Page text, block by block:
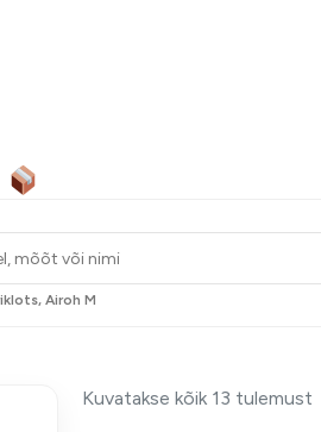
Airoh M
Kuvatakse kõik 13 tulemust